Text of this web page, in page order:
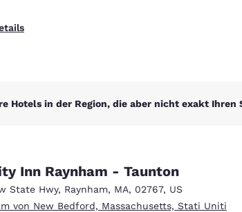
Hotels in der Region, die aber nicht exakt
Inn Raynham - Taunton
State Hwy, Raynham, MA, 02767, US
von New Bedford, Massachusetts, Stati Uniti